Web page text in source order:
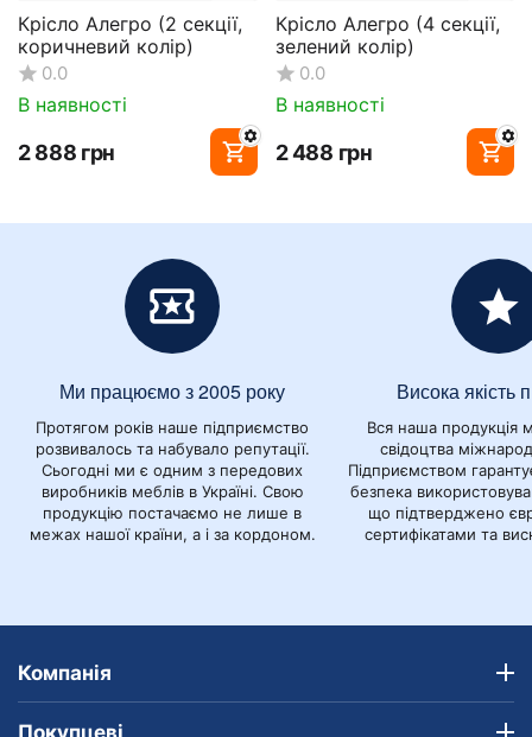
Крісло Алегро (2 секції,
коричневий колір)
0.0
В наявності
‍2 888‍ грн
Крісло Алегро (4 секції,
зелений колір)
0.0
В наявності
‍2 488‍ грн
Ми працюємо з 2005 року
Протягом років наше підприємство
розвивалось та набувало репутації.
Сьогодні ми є одним з передових
виробників меблів в Україні. Свою
продукцію постачаємо не лише в
межах нашої країни, а і за кордоном.
Висока якість
Вся наша продукція
свідоцтва
Підприємством
безпека
що підтверджено
сертифікатами та
Компанія
Покупцеві